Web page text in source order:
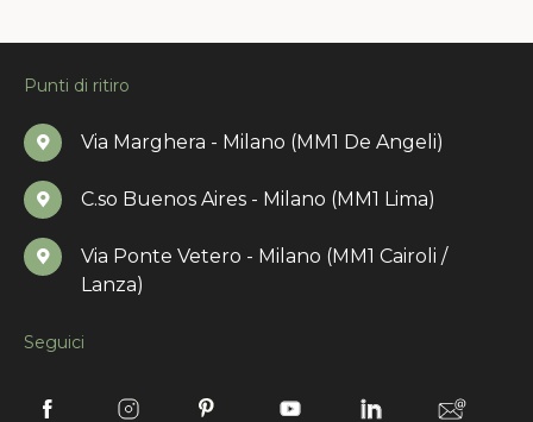
Punti di ritiro
Via Marghera - Milano (MM1 De Angeli)
C.so Buenos Aires - Milano (MM1 Lima)
Via Ponte Vetero - Milano (MM1 Cairoli /
Lanza)
Seguici